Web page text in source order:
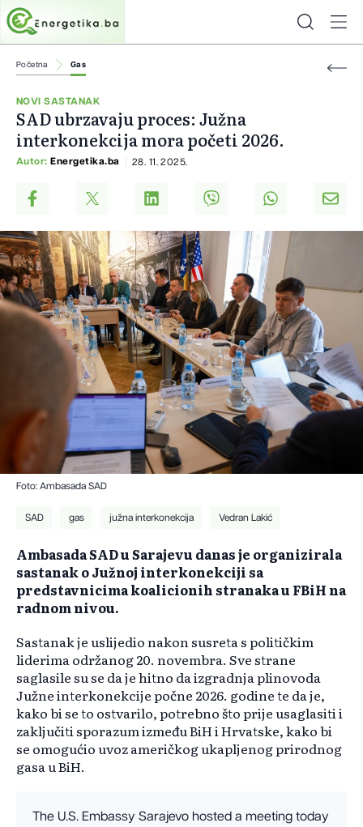
Početna Gas
NOVI SASTANAK
SAD ubrzavaju proces: Južna
interkonekcija mora početi 2026.
Autor: Energetika.ba 28. 11. 2025.
Foto: Ambasada SAD
SAD gas južna interkonekcija Vedran Lakić
Ambasada SAD u Sarajevu danas je organizirala
sastanak o Južnoj interkonekciji sa
predstavnicima koalicionih stranaka u FBiH na
radnom nivou.
Sastanak je uslijedio nakon susreta s političkim
liderima održanog 20. novembra. Sve strane
saglasile su se da je hitno da izgradnja plinovoda
Južne interkonekcije počne 2026. godine te da je,
kako bi se to ostvarilo, potrebno što prije usaglasiti i
zaključiti sporazum između BiH i Hrvatske, kako bi
se omogućio uvoz američkog ukapljenog prirodnog
gasa u BiH.
The U.S. Embassy Sarajevo hosted a meeting today